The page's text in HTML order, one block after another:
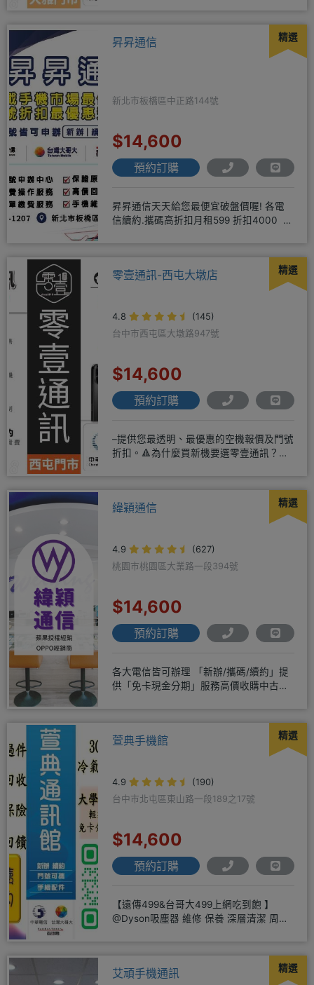
精選
昇昇通信
新北市板橋區中正路144號
$14,600
預約訂購
昇昇通信天天給您最便宜破盤價喔! 各電
信續約.攜碼高折扣月租599 折扣4000 月
精選
零壹通訊-西屯大墩店
4.8
(145)
台中市西屯區大墩路947號
$14,600
預約訂購
–提供您最透明、最優惠的空機報價及門號
折扣。🔺為什麼買新機要選零壹通訊？
精選
緯穎通信
4.9
(627)
桃園市桃園區大業路一段394號
$14,600
預約訂購
各大電信皆可辦理 「新辦/攜碼/續約」提
供「免卡現金分期」服務高價收購中古機
精選
萱典手機館
4.9
(190)
台中市北屯區東山路一段189之17號
$14,600
預約訂購
【遠傳499&台哥大499上網吃到飽 】
@Dyson吸塵器 維修 保養 深層清潔 周邊
精選
艾頑手機通訊